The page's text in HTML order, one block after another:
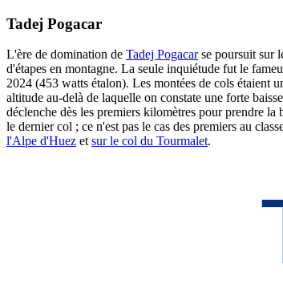
Tadej Pogacar
L'ère de domination de Tadej Pogacarse poursuit sur
d'étapes en montagne. La seule inquiétude fut le
2024 (453 watts étalon). Les montées de cols étaient
altitude au-delà de laquelle on constate une forte
déclenche dès les premiers kilomètres pour prendre
le dernier col ; ce n'est pas le cas des premiers au
l'Alpe d'Huez etsur le col du Tourmalet.